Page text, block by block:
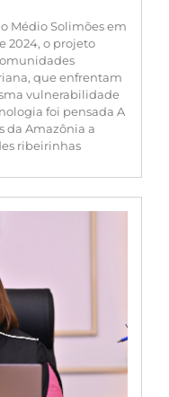
Médio Solimões em
2024, o projeto
que enfrentam
vulnerabilidade
foi pensada A
da Amazônia a
ribeirinhas